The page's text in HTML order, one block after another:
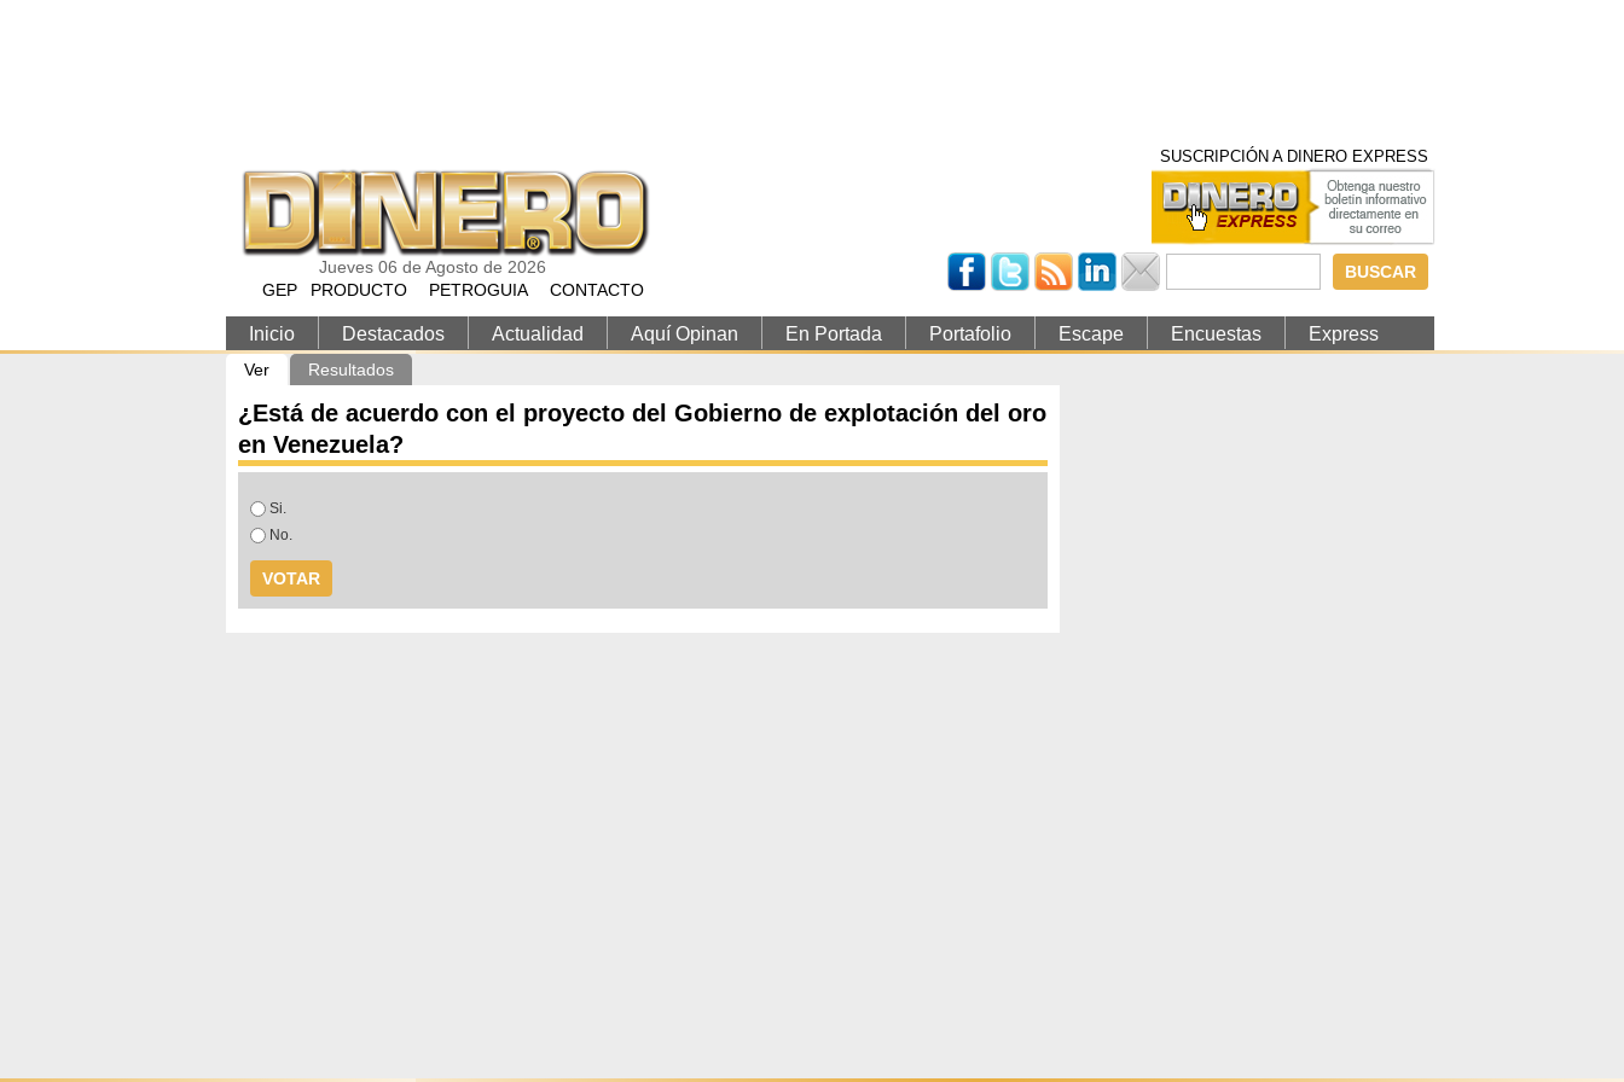
Jueves 06 de Agosto de 2026
SUSCRIPCIÓN A DINERO EXPRESS
Formulario de
búsqueda
GEP PRODUCTO PETROGUIA CONTACTO
Inicio Destacados Actualidad Aquí Opinan En Portada Portafolio Escape Encuestas Express
Solapas principales
Ver (solapa activa)
Resultados
¿Está de acuerdo con el proyecto del Gobierno de explotación del oro
en Venezuela?
Opciones
Si.
No.